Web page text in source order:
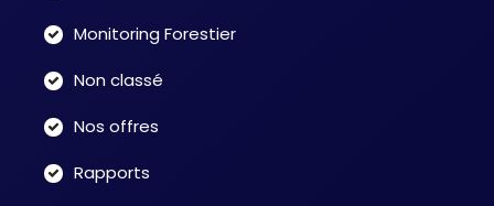
Monitoring Forestier
Non classé
Nos offres
Rapports